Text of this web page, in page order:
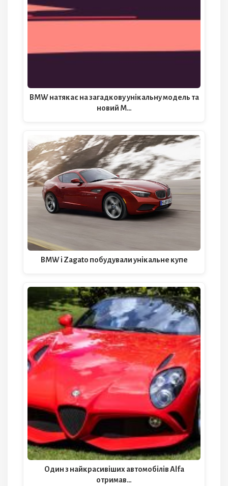
BMW натякає на загадкову унікальну модель та
новий M…
BMW і Zagato побудували унікальне купе
Один з найкрасивіших автомобілів Alfa
отримав…